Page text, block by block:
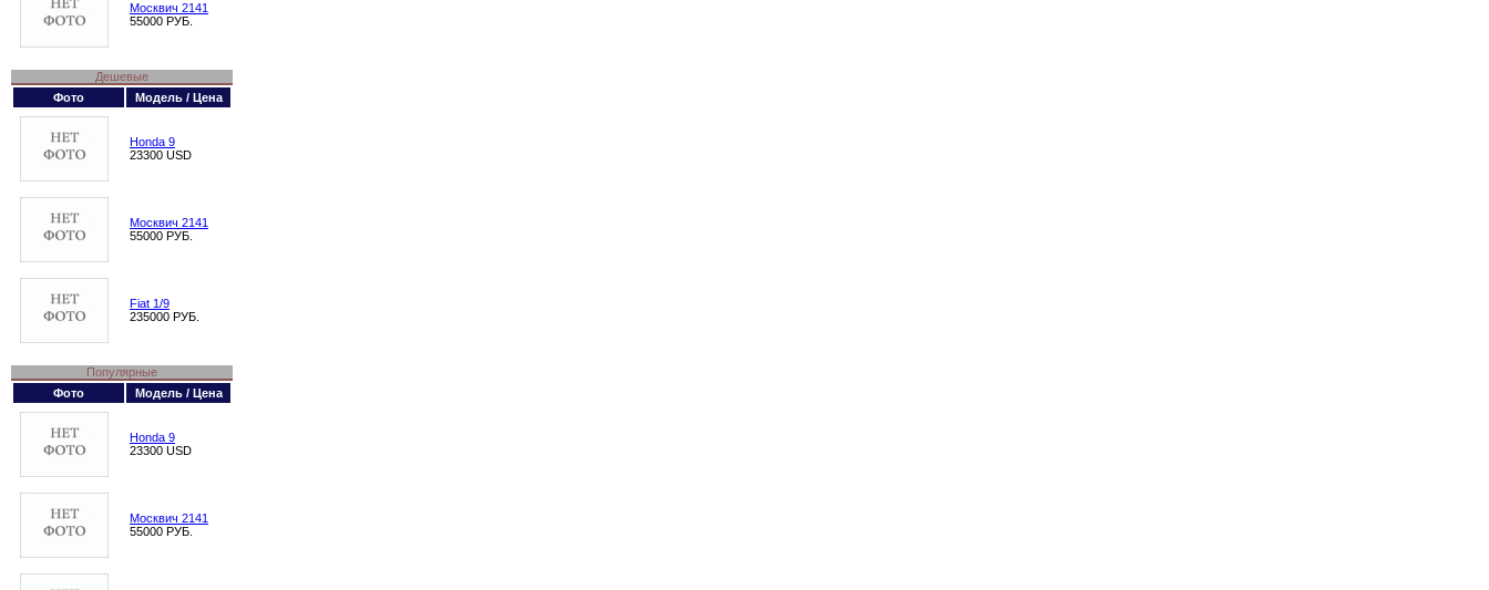
Москвич 2141
55000 РУБ.
Дешевые
Фото
Модель / Цена
Honda 9
23300 USD
Москвич 2141
55000 РУБ.
Fiat 1/9
235000 РУБ.
Популярные
Фото
Модель / Цена
Honda 9
23300 USD
Москвич 2141
55000 РУБ.